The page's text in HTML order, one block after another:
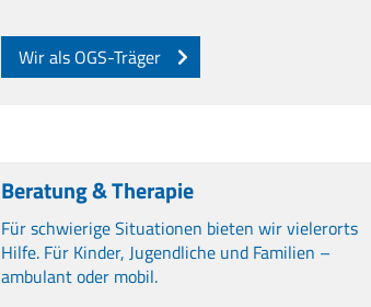
Wir als OGS-Träger
Beratung & Therapie
Für schwierige Situationen bieten wir vielerorts
Hilfe. Für Kinder, Jugendliche und Familien –
ambulant oder mobil.